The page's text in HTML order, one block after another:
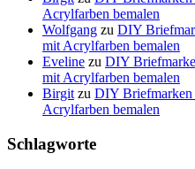
Acrylfarben bemalen
Wolfgang zu DIY
mit Acrylfarben bemalen
Eveline zu DIY
mit Acrylfarben bemalen
Birgit zu DIY Briefmarken
Acrylfarben bemalen
Schlagworte